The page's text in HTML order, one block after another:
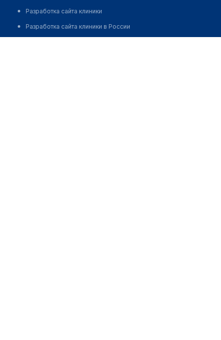
Разработка сайта клиники
Разработка сайта клиники в России